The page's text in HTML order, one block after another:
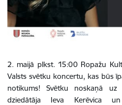
2. maijā plkst. 15:00 Ropažu
Valsts svētku koncertu, kas būs
notikums! Svētku noskaņā uz
dziedātāja Ieva Kerēvica